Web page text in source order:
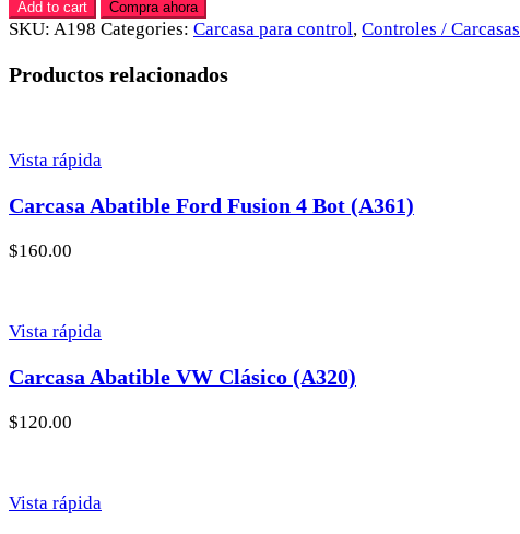
Add to cart Compra ahora
SKU: A198 Categories: Carcasa para control, Controles / Carcasas
Productos relacionados
Vista rápida
Carcasa Abatible Ford Fusion 4 Bot (A361)
$160.00
Vista rápida
Carcasa Abatible VW Clásico (A320)
$120.00
Vista rápida